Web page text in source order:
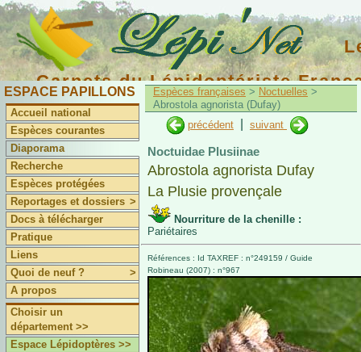
Carnets du Lépidoptériste
ESPACE PAPILLONS
Accueil national
Espèces courantes
Diaporama
Recherche
Espèces protégées
Reportages et dossiers >
Docs à télécharger
Pratique
Liens
Quoi de neuf ?
>
A propos
Choisir un
département >>
Espace Lépidoptères >>
Espèces françaises > Noctuelles >
Abrostola agnorista (Dufay)
précédent
suivant
Noctuidae Plusiinae
Abrostola agnorista Dufay
La Plusie provençale
Nourriture de la chenille :
Pariétaires
Références : Id TAXREF : n°249159 / Guide
Robineau (2007) : n°967